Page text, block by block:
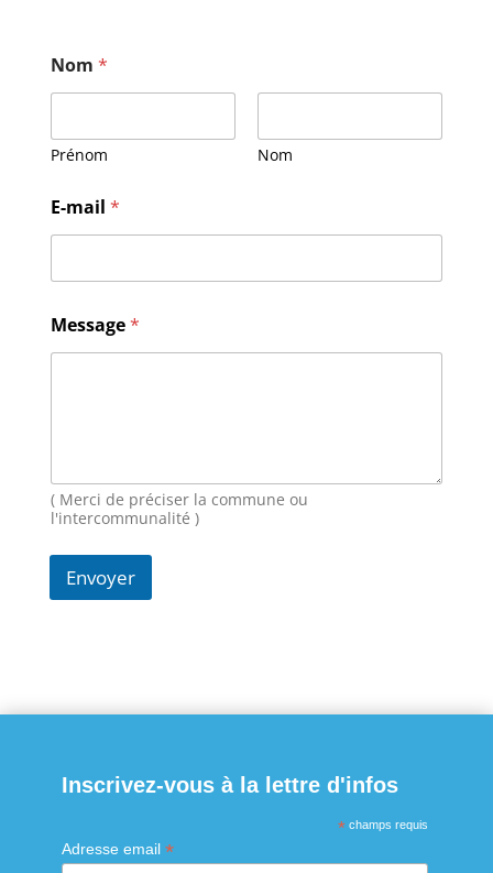
Nom *
Prénom Nom
E-mail *
N
o
Message*
( Merci de préciser la commune ou
l'intercommunalité )
Envoyer
Inscrivez-vous à la lettre d'infos
* champs requis
Adresse email *